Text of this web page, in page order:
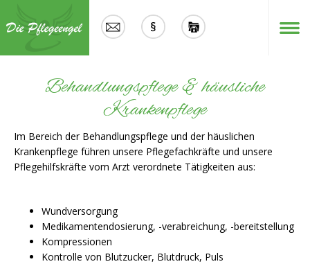
Behandlungspflege & häusliche
Krankenpflege
Im Bereich der Behandlungspflege und der häuslichen
Krankenpflege führen unsere Pflegefachkräfte und unsere
Pflegehilfskräfte vom Arzt verordnete Tätigkeiten aus:
Wundversorgung
Medikamentendosierung, -verabreichung, -bereitstellung
Kompressionen
Kontrolle von Blutzucker, Blutdruck, Puls